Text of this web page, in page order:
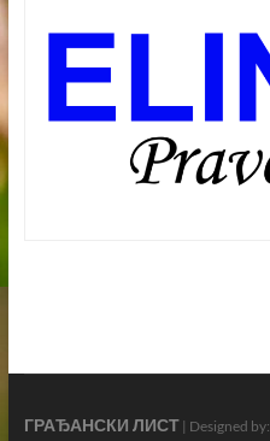
ГРАЂАНСКИ ЛИСТ| Designed by: